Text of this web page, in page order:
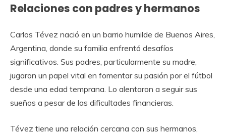
Relaciones con padres y hermanos
Carlos Tévez nació en un barrio humilde de Buenos Aires,
Argentina, donde su familia enfrentó desafíos
significativos. Sus padres, particularmente su madre,
jugaron un papel vital en fomentar su pasión por el fútbol
desde una edad temprana. Lo alentaron a seguir sus
sueños a pesar de las dificultades financieras.
Tévez tiene una relación cercana con sus hermanos,